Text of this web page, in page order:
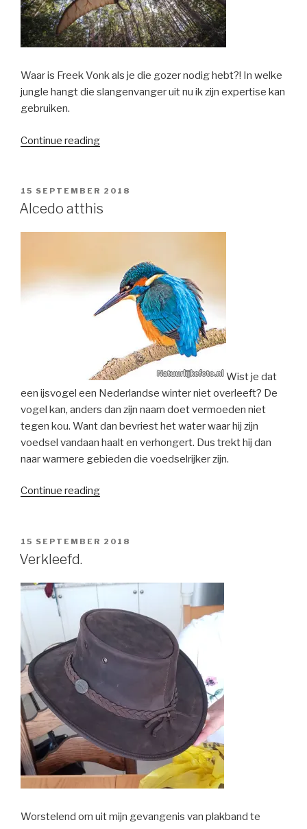
Waar is Freek Vonk als je die gozer nodig hebt?! In welke
jungle hangt die slangenvanger uit nu ik zijn expertise kan
gebruiken.
Continue reading“Als
zonder
kop.”
POSTED
ON
15 SEPTEMBER 2018
Alcedo atthis
Wist je dat
een ijsvogel een Nederlandse winter niet overleeft? De
vogel kan, anders dan zijn naam doet vermoeden niet
tegen kou. Want dan bevriest het water waar hij zijn
voedsel vandaan haalt en verhongert. Dus trekt hij dan
naar warmere gebieden die voedselrijker zijn.
Continue reading“Alcedo
POSTED
ON
15 SEPTEMBER 2018
Verkleefd.
Worstelend om uit mijn gevangenis van plakband te